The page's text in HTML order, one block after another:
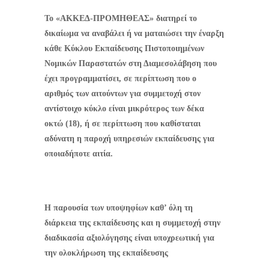
Το «ΑΚΚΕΔ-ΠΡΟΜΗΘΕΑΣ» διατηρεί το
δικαίωμα να αναβάλει ή να ματαιώσει την έναρξη
κάθε Κύκλου Εκπαίδευσης Πιστοποιημένων
Νομικών Παραστατών στη Διαμεσολάβηση που
έχει προγραμματίσει, σε περίπτωση που ο
αριθμός των αιτούντων για συμμετοχή στον
αντίστοιχο κύκλο είναι μικρότερος των δέκα
οκτώ (18), ή σε περίπτωση που καθίσταται
αδύνατη η παροχή υπηρεσιών εκπαίδευσης για
οποιαδήποτε αιτία.
Η παρουσία των υποψηφίων καθ’ όλη τη
διάρκεια της εκπαίδευσης και η συμμετοχή στην
διαδικασία αξιολόγησης είναι υποχρεωτική για
την ολοκλήρωση της εκπαίδευσης